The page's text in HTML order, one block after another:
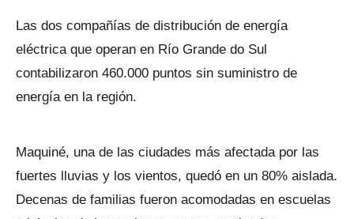
Las dos compañías de distribución de energía
eléctrica que operan en Río Grande do Sul
contabilizaron 460.000 puntos sin suministro de
energía en la región.
Maquiné, una de las ciudades más afectada por las
fuertes lluvias y los vientos, quedó en un 80% aislada.
Decenas de familias fueron acomodadas en escuelas